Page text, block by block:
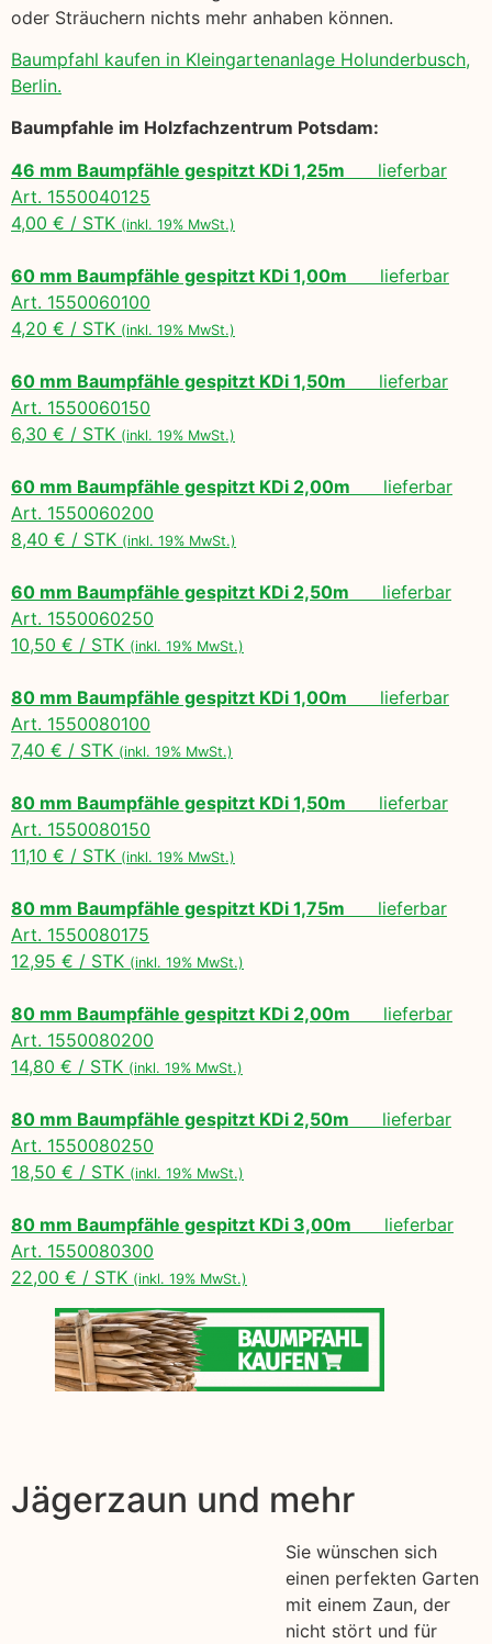
oder Sträuchern nichts mehr anhaben können.
Baumpfahl kaufen in Kleingartenanlage Holunderbusch,
Berlin.
Baumpfahle im Holzfachzentrum Potsdam:
46 mm Baumpfähle gespitzt KDi 1,25m lieferbar
Art. 1550040125
4,00 € / STK (inkl. 19% MwSt.)
60 mm Baumpfähle gespitzt KDi 1,00m lieferbar
Art. 1550060100
4,20 € / STK (inkl. 19% MwSt.)
60 mm Baumpfähle gespitzt KDi 1,50m lieferbar
Art. 1550060150
6,30 € / STK (inkl. 19% MwSt.)
60 mm Baumpfähle gespitzt KDi 2,00m lieferbar
Art. 1550060200
8,40 € / STK (inkl. 19% MwSt.)
60 mm Baumpfähle gespitzt KDi 2,50m lieferbar
Art. 1550060250
10,50 € / STK (inkl. 19% MwSt.)
80 mm Baumpfähle gespitzt KDi 1,00m lieferbar
Art. 1550080100
7,40 € / STK (inkl. 19% MwSt.)
80 mm Baumpfähle gespitzt KDi 1,50m lieferbar
Art. 1550080150
11,10 € / STK (inkl. 19% MwSt.)
80 mm Baumpfähle gespitzt KDi 1,75m lieferbar
Art. 1550080175
12,95 € / STK (inkl. 19% MwSt.)
80 mm Baumpfähle gespitzt KDi 2,00m lieferbar
Art. 1550080200
14,80 € / STK (inkl. 19% MwSt.)
80 mm Baumpfähle gespitzt KDi 2,50m lieferbar
Art. 1550080250
18,50 € / STK (inkl. 19% MwSt.)
80 mm Baumpfähle gespitzt KDi 3,00m lieferbar
Art. 1550080300
22,00 € / STK (inkl. 19% MwSt.)
Jägerzaun und mehr
Sie wünschen sich
einen perfekten Garten
mit einem Zaun, der
nicht stört und für